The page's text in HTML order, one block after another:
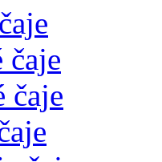
čaje
čaje